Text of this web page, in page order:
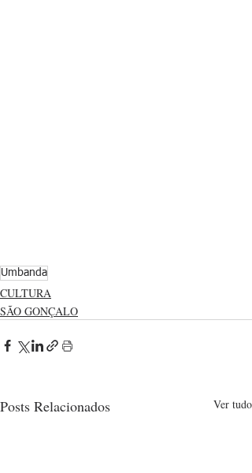
Umbanda
CULTURA
SÃO GONÇALO
Posts Relacionados Ver tudo